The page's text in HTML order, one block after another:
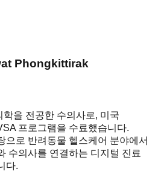
Phongkittirak
을 전공한 수의사로, 미국
프로그램을 수료했습니다.
으로 반려동물 헬스케어 분야에서
수의사를 연결하는 디지털 진료
다.